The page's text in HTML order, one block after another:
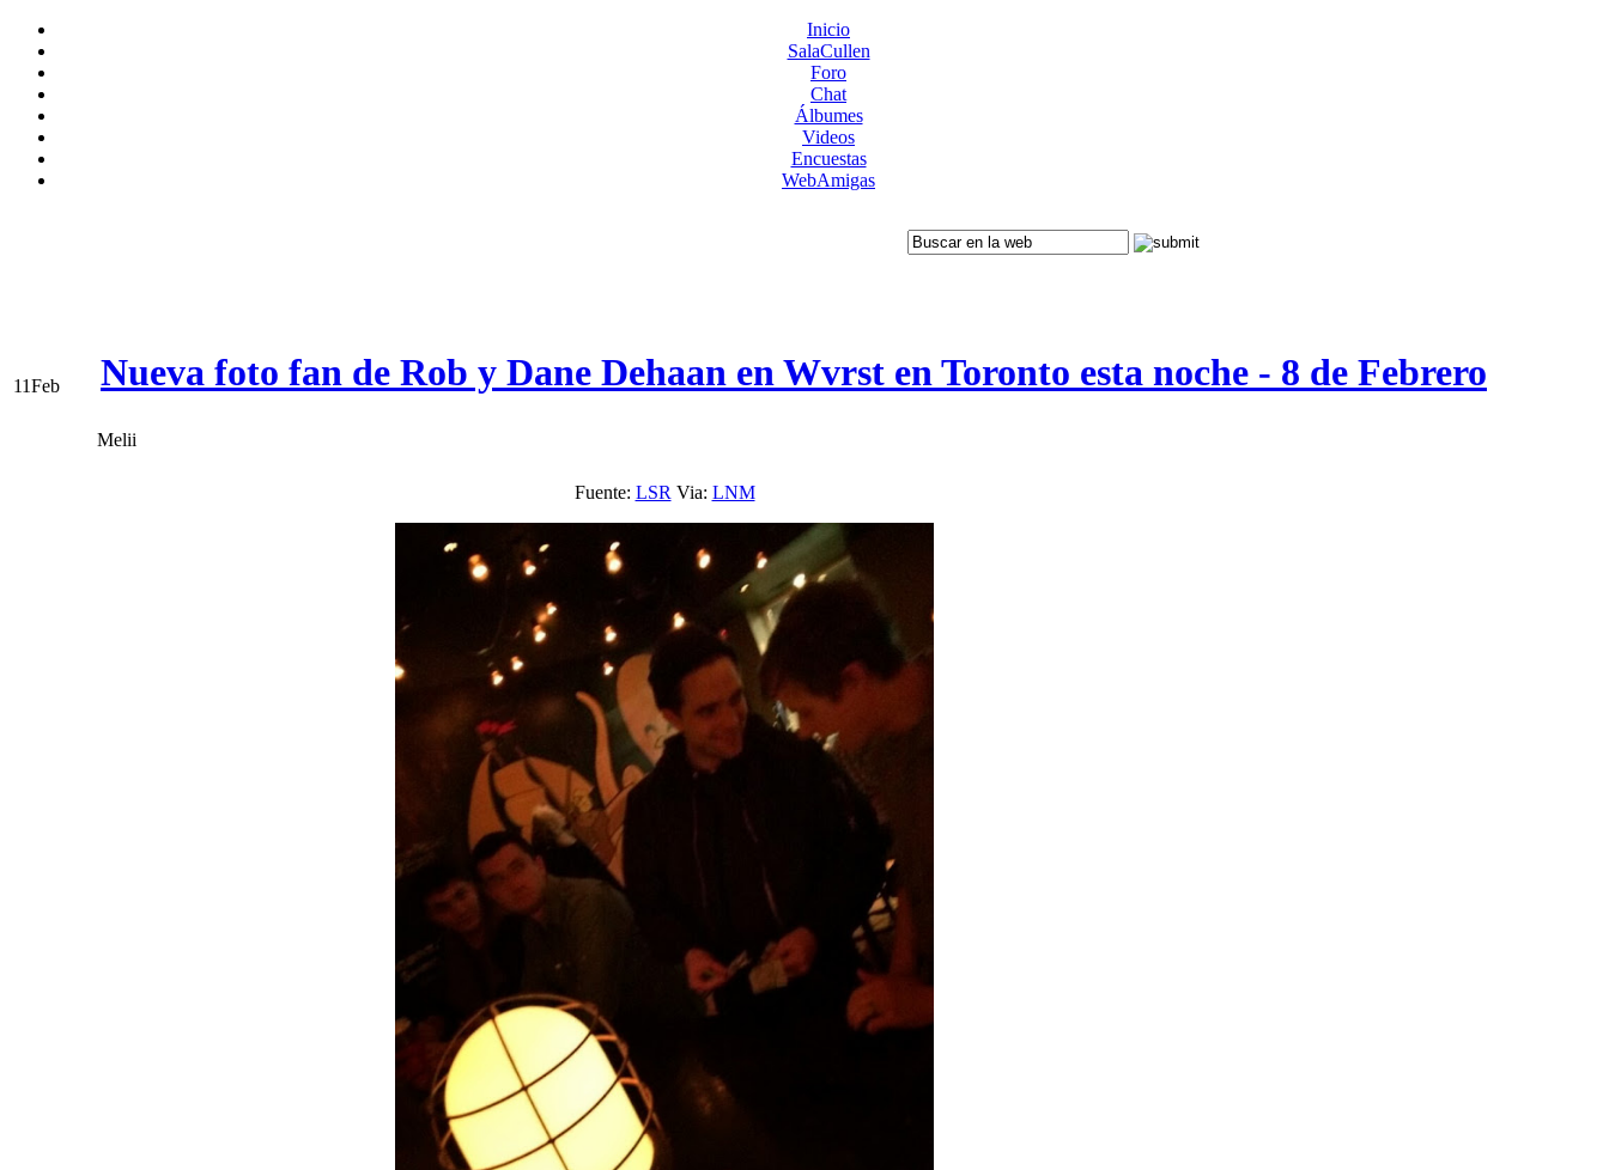
Inicio
SalaCullen
Foro
Chat
Álbumes
Videos
Encuestas
WebAmigas
11Feb Nueva foto fan de Rob y Dane Dehaan en Wvrst en Toronto esta noche - 8 de Febrero
Melii
Fuente: LSR Via: LNM